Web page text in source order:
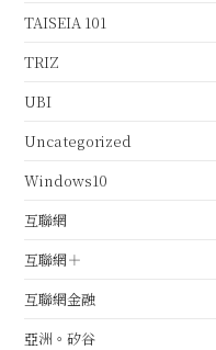
TAISEIA 101
TRIZ
UBI
Uncategorized
Windows10
互聯網
互聯網＋
互聯網金融
亞洲。矽谷